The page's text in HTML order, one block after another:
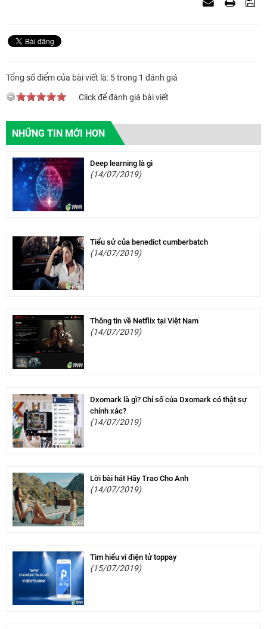
Tổng số điểm của bài viết là: 5 trong 1 đánh giá
Click để đánh giá bài viết
NHỮNG TIN MỚI HƠN
Deep learning là gì
(14/07/2019)
Tiểu sử của benedict cumberbatch
(14/07/2019)
Thông tin về Netflix tại Việt Nam
(14/07/2019)
Dxomark là gì? Chỉ số của Dxomark có thật sự
chính xác?
(14/07/2019)
Lời bài hát Hãy Trao Cho Anh
(14/07/2019)
Tìm hiểu ví điện tử toppay
(15/07/2019)